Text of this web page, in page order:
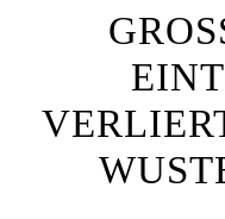
ERLIERT